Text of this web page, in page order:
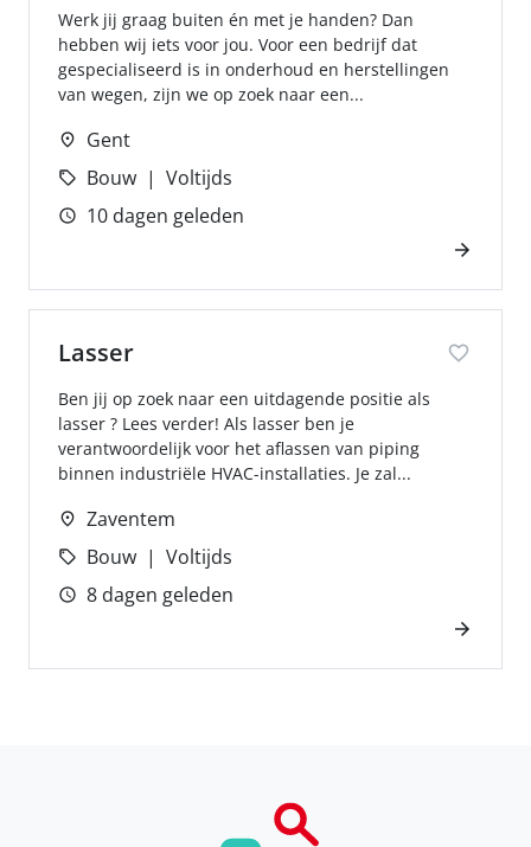
Werk jij graag buiten én met je handen? Dan
hebben wij iets voor jou. Voor een bedrijf dat
gespecialiseerd is in onderhoud en herstellingen
van wegen, zijn we op zoek naar een...
Gent
Bouw
Voltijds
10 dagen geleden
Lasser
Ben jij op zoek naar een uitdagende positie als
lasser ? Lees verder! Als lasser ben je
verantwoordelijk voor het aflassen van piping
binnen industriële HVAC-installaties. Je zal...
Zaventem
Bouw
Voltijds
8 dagen geleden